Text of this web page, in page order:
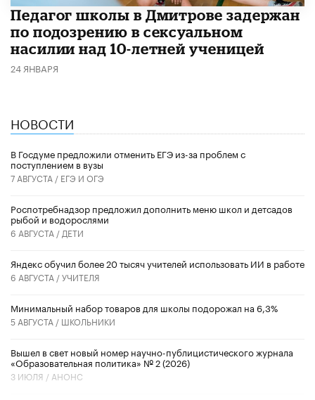
Педагог школы в Дмитрове задержан
по подозрению в сексуальном
насилии над 10-летней ученицей
24 ЯНВАРЯ
НОВОСТИ
В Госдуме предложили отменить ЕГЭ из-за проблем с
поступлением в вузы
7 АВГУСТА / ЕГЭ И ОГЭ
Роспотребнадзор предложил дополнить меню школ и детсадов
рыбой и водорослями
6 АВГУСТА / ДЕТИ
​Яндекс обучил более 20 тысяч учителей использовать ИИ в работе
6 АВГУСТА /УЧИТЕЛЯ
Минимальный набор товаров для школы подорожал на 6,3%
5 АВГУСТА / ШКОЛЬНИКИ
Вышел в свет новый номер научно-публицистического журнала
«Образовательная политика» № 2 (2026)
3 ИЮЛЯ / АНОНС